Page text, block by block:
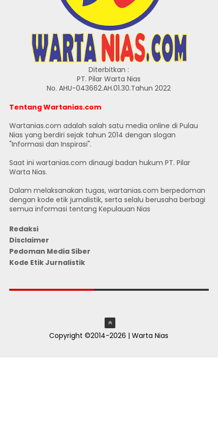
Diterbitkan :
PT. Pilar Warta Nias
No. AHU-043662.AH.01.30.Tahun 2022
Tentang Wartanias.com
Wartanias.com adalah salah satu media online di Pulau
Nias yang berdiri sejak tahun 2014 dengan slogan
"Informasi dan Inspirasi".
Saat ini wartanias.com dinaugi badan hukum PT. Pilar
Warta Nias.
Dalam melaksanakan tugas, wartanias.com berpedoman
dengan kode etik jurnalistik, serta selalu berusaha berbagi
semua informasi tentang Kepulauan Nias
Redaksi
Disclaimer
Pedoman Media Siber
Kode Etik Jurnalistik
Copyright ©2014-2026 | Warta Nias